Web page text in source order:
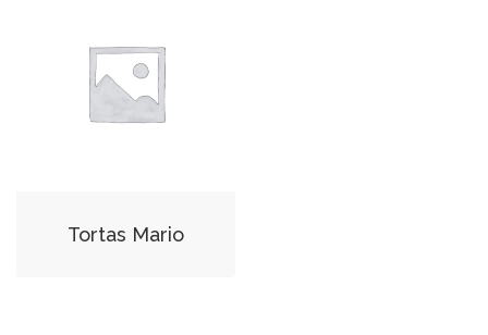
Tortas Mario